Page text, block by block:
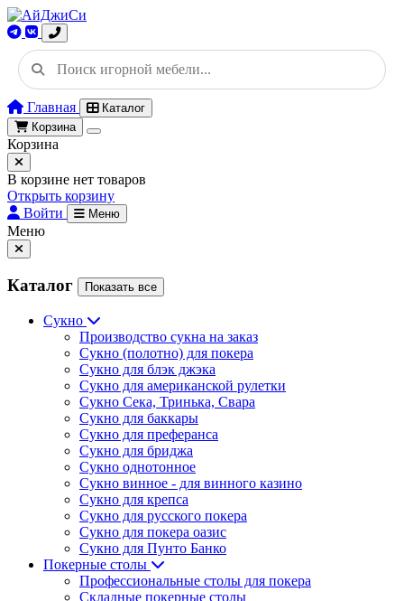
Главная
Каталог
Корзина
Корзина
В корзине нет товаров
Открыть корзину
Войти
Меню
Меню
Каталог Показать все
Сукно
Производство сукна на заказ
Сукно (полотно) для покера
Сукно для блэк джэка
Сукно для американской рулетки
Сукно Сека, Тринька, Свара
Сукно для баккары
Сукно для преферанса
Сукно для бриджа
Сукно однотонное
Сукно винное - для винного казино
Сукно для крепса
Сукно для русского покера
Сукно для покера оазис
Сукно для Пунто Банко
Покерные столы
Профессиональные столы для покера
Складные покерные столы